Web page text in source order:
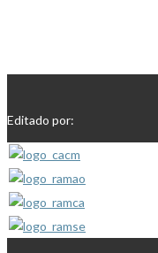
Editado por: